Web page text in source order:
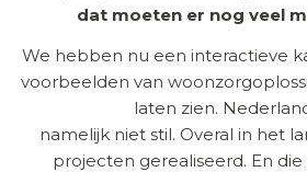
dat moeten er nog veel
We hebben nu een interactieve
voorbeelden van
laten zien.
namelijk niet stil. Overal in het
projecten gerealiseerd. En